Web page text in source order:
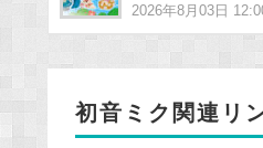
2026年8月03日
初音ミク関連リ